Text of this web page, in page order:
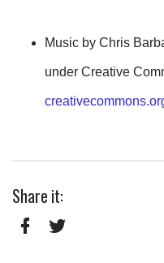
Music by Chris
under Creative
Share it: